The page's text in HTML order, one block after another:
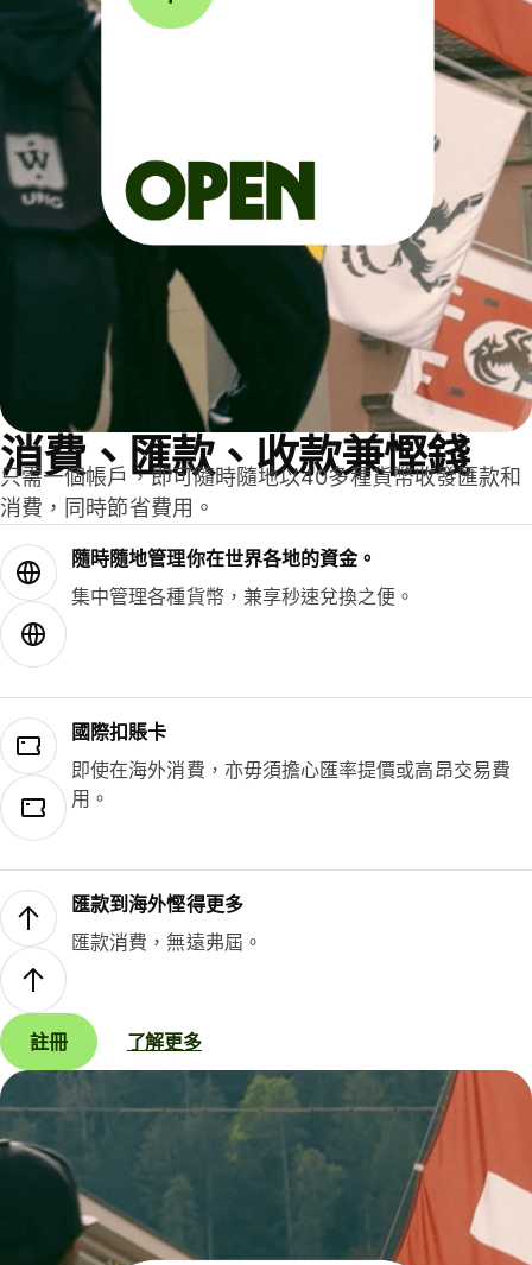
消費、匯款、收款兼慳錢
只需一個帳戶，即可隨時隨地以40多種貨幣收發匯款和
消費，同時節省費用。
隨時隨地管理你在世界各地的資金。
集中管理各種貨幣，兼享秒速兌換之便。
國際扣賬卡
即使在海外消費，亦毋須擔心匯率提價或高昂交易費
用。
匯款到海外慳得更多
匯款消費，無遠弗屆。
註冊 了解更多